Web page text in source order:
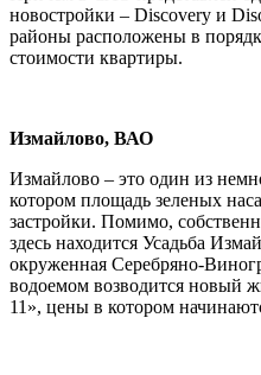
новостройки – Discovery и
районы расположены в
стоимости квартиры.
Измайлово, ВАО
Измайлово – это один из
котором площадь зеленых
застройки. Помимо,
здесь находится Усадьба
окруженная Серебряно-
водоемом возводится новый
11», цены в котором